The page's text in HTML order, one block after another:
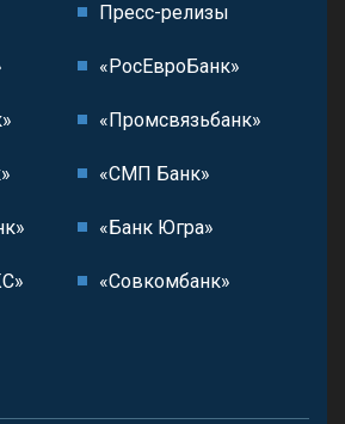
Пресс-релизы
«РосЕвроБанк»
«Промсвязьбанк»
«СМП Банк»
«Банк Югра»
«Совкомбанк»